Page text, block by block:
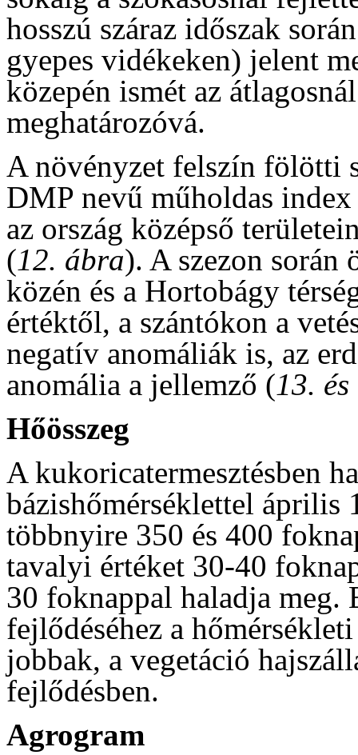
hosszú száraz időszak
gyepes vidékeken) jelent
közepén ismét az
meghatározóvá.
A növényzet felszín fölötti
DMP nevű műholdas
az ország középső
(12. ábra). A szezon során
közén és a Hortobágy
értéktől, a szántókon a
negatív anomáliák is, az
anomália a jellemző (13.
Hőösszeg
A kukoricatermesztésben
bázishőmérséklettel
többnyire 350 és 400
tavalyi értéket 30-40
30 foknappal haladja meg.
fejlődéséhez a
jobbak, a vegetáció
fejlődésben.
Agrogram